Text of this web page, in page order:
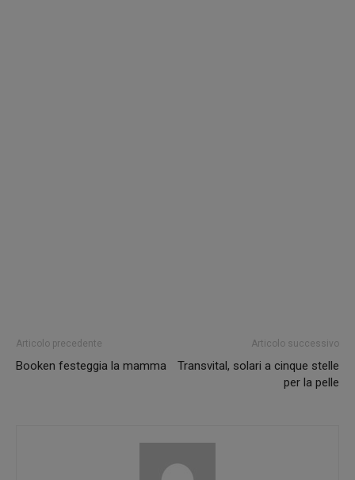
Articolo precedente
Booken festeggia la mamma
Articolo successivo
Transvital, solari a cinque stelle
per la pelle